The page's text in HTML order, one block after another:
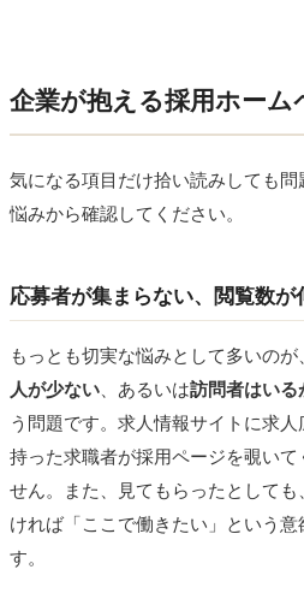
企業が抱える採用ホーム
気になる項目だけ拾い読みしても
悩みから確認してください。
応募者が集まらない、閲覧数が
もっとも切実な悩みとして多いのが
人が少ない、あるいは訪問者はいる
う問題です。求人情報サイトに求
持った求職者が採用ページを覗いて
せん。また、見てもらったとして
ければ「ここで働きたい」という
す。